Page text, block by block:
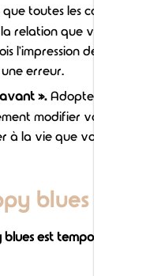
que toutes les contraintes
relation que vous
l'impression de ne pas
erreur.
». Adopter un chiot,
modifier votre façon
la vie que vous aviez
blues ?
blues est temporaire